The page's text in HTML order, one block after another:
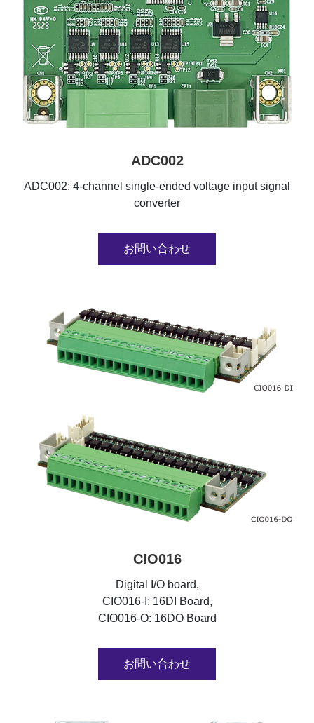
ADC002
ADC002: 4-channel single-ended voltage input signal
converter
お問い合わせ
CIO016
Digital I/O board,
CIO016-I: 16DI Board,
CIO016-O: 16DO Board
お問い合わせ